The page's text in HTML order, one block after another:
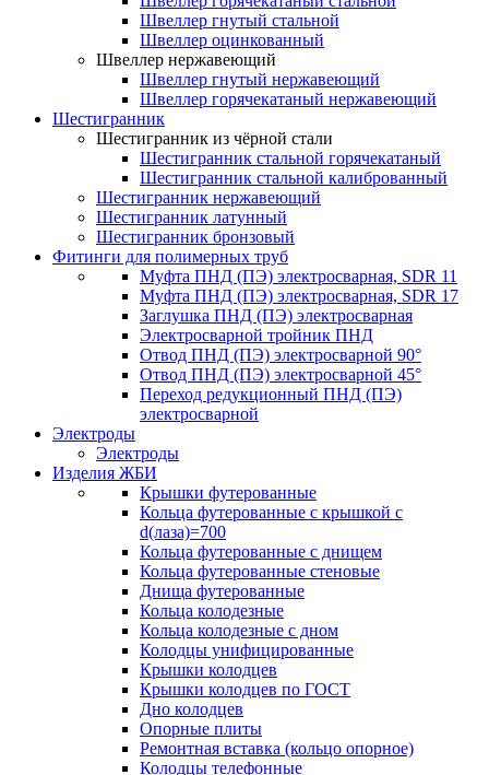
Швеллер гнутый стальной
Швеллер оцинкованный
Швеллер нержавеющий
Швеллер гнутый нержавеющий
Швеллер горячекатаный нержавеющий
Шестигранник
Шестигранник из чёрной стали
Шестигранник стальной горячекатаный
Шестигранник стальной калиброванный
Шестигранник нержавеющий
Шестигранник латунный
Шестигранник бронзовый
Фитинги для полимерных труб
Муфта ПНД (ПЭ) электросварная, SDR 11
Муфта ПНД (ПЭ) электросварная, SDR 17
Заглушка ПНД (ПЭ) электросварная
Электросварной тройник ПНД
Отвод ПНД (ПЭ) электросварной 90°
Отвод ПНД (ПЭ) электросварной 45°
Переход редукционный ПНД (ПЭ)
электросварной
Электроды
Электроды
Изделия ЖБИ
Крышки футерованные
Кольца футерованные с крышкой с
d(лаза)=700
Кольца футерованные с днищем
Кольца футерованные стеновые
Днища футерованные
Кольца колодезные
Кольца колодезные с дном
Колодцы унифицированные
Крышки колодцев
Крышки колодцев по ГОСТ
Дно колодцев
Опорные плиты
Ремонтная вставка (кольцо опорное)
Колодцы телефонные